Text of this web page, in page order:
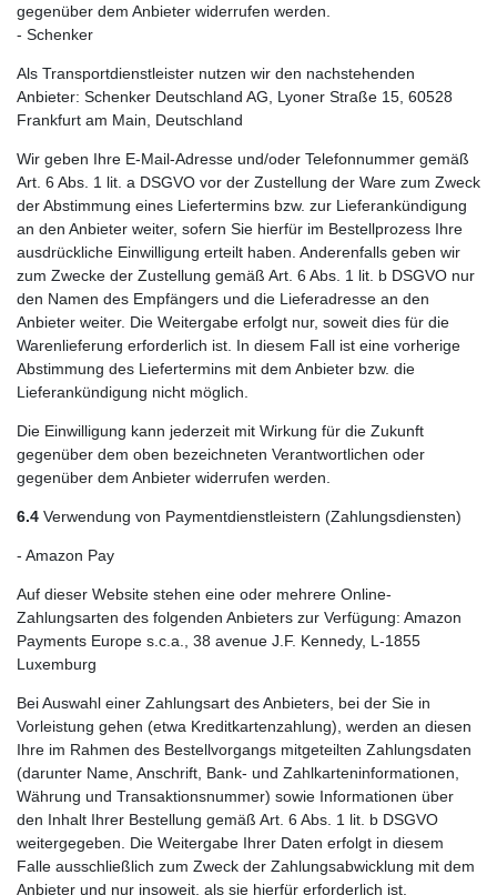
gegenüber dem Anbieter widerrufen werden.
- Schenker
Als Transportdienstleister nutzen wir den nachstehenden
Anbieter: Schenker Deutschland AG, Lyoner Straße 15, 60528
Frankfurt am Main, Deutschland
Wir geben Ihre E-Mail-Adresse und/oder Telefonnummer gemäß
Art. 6 Abs. 1 lit. a DSGVO vor der Zustellung der Ware zum Zweck
der Abstimmung eines Liefertermins bzw. zur Lieferankündigung
an den Anbieter weiter, sofern Sie hierfür im Bestellprozess Ihre
ausdrückliche Einwilligung erteilt haben. Anderenfalls geben wir
zum Zwecke der Zustellung gemäß Art. 6 Abs. 1 lit. b DSGVO nur
den Namen des Empfängers und die Lieferadresse an den
Anbieter weiter. Die Weitergabe erfolgt nur, soweit dies für die
Warenlieferung erforderlich ist. In diesem Fall ist eine vorherige
Abstimmung des Liefertermins mit dem Anbieter bzw. die
Lieferankündigung nicht möglich.
Die Einwilligung kann jederzeit mit Wirkung für die Zukunft
gegenüber dem oben bezeichneten Verantwortlichen oder
gegenüber dem Anbieter widerrufen werden.
6.4 Verwendung von Paymentdienstleistern (Zahlungsdiensten)
- Amazon Pay
Auf dieser Website stehen eine oder mehrere Online-
Zahlungsarten des folgenden Anbieters zur Verfügung: Amazon
Payments Europe s.c.a., 38 avenue J.F. Kennedy, L-1855
Luxemburg
Bei Auswahl einer Zahlungsart des Anbieters, bei der Sie in
Vorleistung gehen (etwa Kreditkartenzahlung), werden an diesen
Ihre im Rahmen des Bestellvorgangs mitgeteilten Zahlungsdaten
(darunter Name, Anschrift, Bank- und Zahlkarteninformationen,
Währung und Transaktionsnummer) sowie Informationen über
den Inhalt Ihrer Bestellung gemäß Art. 6 Abs. 1 lit. b DSGVO
weitergegeben. Die Weitergabe Ihrer Daten erfolgt in diesem
Falle ausschließlich zum Zweck der Zahlungsabwicklung mit dem
Anbieter und nur insoweit, als sie hierfür erforderlich ist.